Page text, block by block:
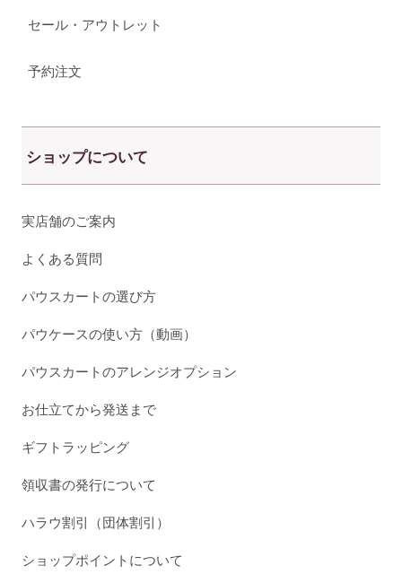
セール・アウトレット
予約注文
ショップについて
実店舗のご案内
よくある質問
パウスカートの選び方
パウケースの使い方（動画）
パウスカートのアレンジオプション
お仕立てから発送まで
ギフトラッピング
領収書の発行について
ハラウ割引（団体割引）
ショップポイントについて